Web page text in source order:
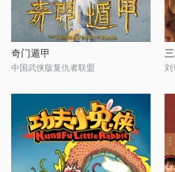
奇门遁甲
中国武侠版复仇者联盟 刘